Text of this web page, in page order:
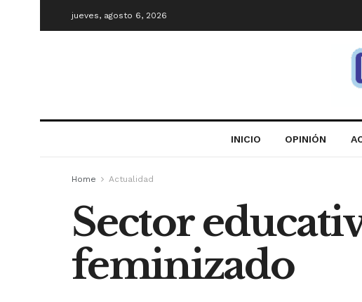
jueves, agosto 6, 2026
INICIO OPINIÓN
Home Actualidad
Sector
feminizado